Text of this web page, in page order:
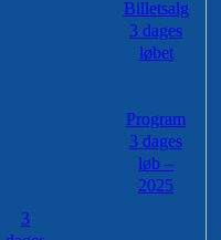
3
Billetsalg
3 dages
løbet
Program
3 dages
løb –
2025